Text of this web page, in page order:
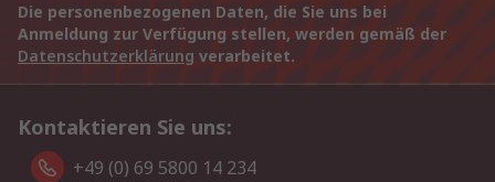
Die personenbezogenen Daten, die Sie uns bei
Anmeldung zur Verfügung stellen, werden gemäß der
Datenschutzerklärung verarbeitet.
Kontaktieren Sie uns:
+49 (0) 69 5800 14 234